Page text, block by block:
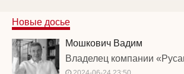
Новые досье
Мошкович Вадим
Владелец компании